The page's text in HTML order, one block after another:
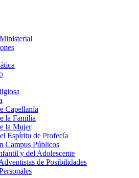
Capellanía
la Familia
la Mujer
Espíritu de Profecía
Campus Públicos
y del Adolescente
de Posibilidades